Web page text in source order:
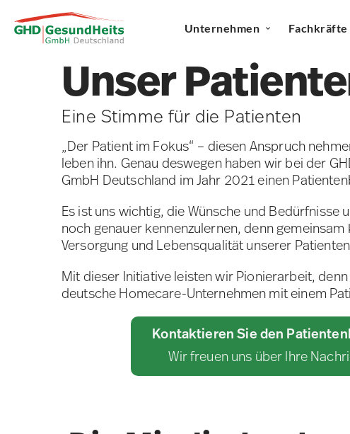
Unternehmen Fachkräfte
Unser
Eine Stimme für die Patienten
„Der Patient im Fokus“ – diesen Anspruch
leben ihn. Genau deswegen haben wir bei der
GmbH Deutschland im Jahr 2021 einen
Es ist uns wichtig, die Wünsche und Bedürfnisse
noch genauer kennenzulernen, denn
Versorgung und Lebensqualität unserer
Mit dieser Initiative leisten wir Pionierarbeit,
deutsche Homecare-Unternehmen mit einem
Kontaktieren Sie den
Wir freuen uns über Ihre